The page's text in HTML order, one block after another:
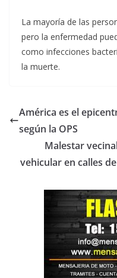
La mayoría de las
pero la enfermedad
como infecciones
la muerte.
América es el
según la OPS
Malestar
vehicular en calles